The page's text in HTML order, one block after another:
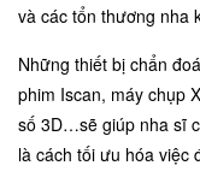
và các tổn thương nha
Những thiết bị chẩn
phim Iscan, máy chụp
số 3D…sẽ giúp nha sĩ
là cách tối ưu hóa việc